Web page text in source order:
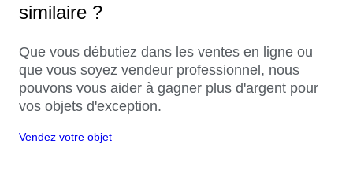
similaire ?
Que vous débutiez dans les ventes en ligne ou
que vous soyez vendeur professionnel, nous
pouvons vous aider à gagner plus d'argent pour
vos objets d'exception.
Vendez votre objet